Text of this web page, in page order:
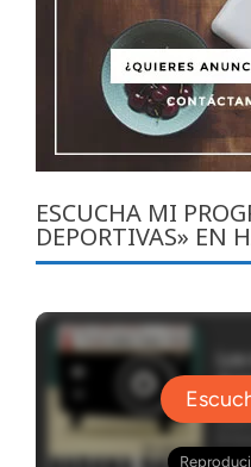
ESCUCHA MI
DEPORTIVAS» EN